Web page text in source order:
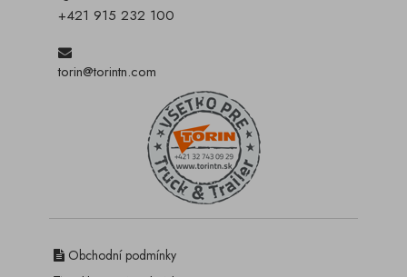
+421 915 232 100
torin@torintn.com
Obchodní podmínky